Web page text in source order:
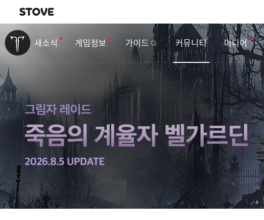
내비게이션
새소식 게임정보 가이드 커뮤니티 미디어
벤
트
&
업
데
이
트